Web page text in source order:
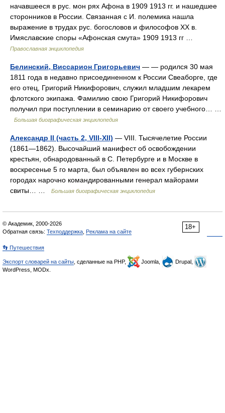
начавшееся в рус. мон рях Афона в 1909 1913 гг. и нашедшее
сторонников в России. Связанная с И. полемика нашла
выражение в трудах рус. богословов и философов XX в.
Имяславские споры «Афонская смута» 1909 1913 гг …
Православная энциклопедия
Белинский, Виссарион Григорьевич — — родился 30 мая
1811 года в недавно присоединенном к России Свеаборге, где
его отец, Григорий Никифорович, служил младшим лекарем
флотского экипажа. Фамилию свою Григорий Никифорович
получил при поступлении в семинарию от своего учебного… …
Большая биографическая энциклопедия
Александр II (часть 2, VIII-XII) — VIII. Тысячелетие России
(1861—1862). Высочайший манифест об освобождении
крестьян, обнародованный в С. Петербурге и в Москве в
воскресенье 5 го марта, был объявлен во всех губернских
городах нарочно командированными генерал майорами
свиты… …
Большая биографическая энциклопедия
18+
© Академик, 2000-2026
Обратная связь: Техподдержка Реклама на сайте
👣 Путешествия
Экспорт словарей на сайты , сделанные на PHP, Joomla,
Drupal,
WordPress, MODx.